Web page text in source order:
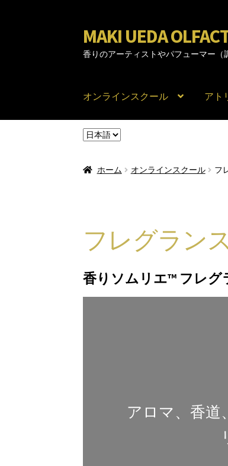
ナ
ビ
ゲ
シ
ン
へ
キ
コ
ン
テ
ツ
ス
キ
プ
MAKI UEDA
香りのアーティストやパフューマー
オンラインスクール アト
言
選
ホーム オンラインスクール フ
フレグラン
香りソムリエ™️ フレグ
アロマ、香道